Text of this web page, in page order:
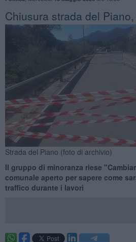
Chiusura strada del
Strada del Piano (foto di archivio)
Il gruppo di minoranza riese
comunale aperto per sapere come
traffico durante i lavori